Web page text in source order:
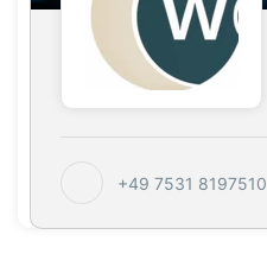
+49 7531 8197510